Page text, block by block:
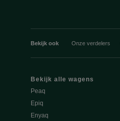
Bekijk ook Onze verdelers
Bekijk alle wagens
Peaq
Epiq
Enyaq